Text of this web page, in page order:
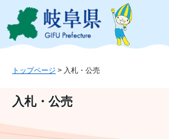
ジ
ュ
文
このページの本文へ
トップページ > 入札・公売
入札・公売